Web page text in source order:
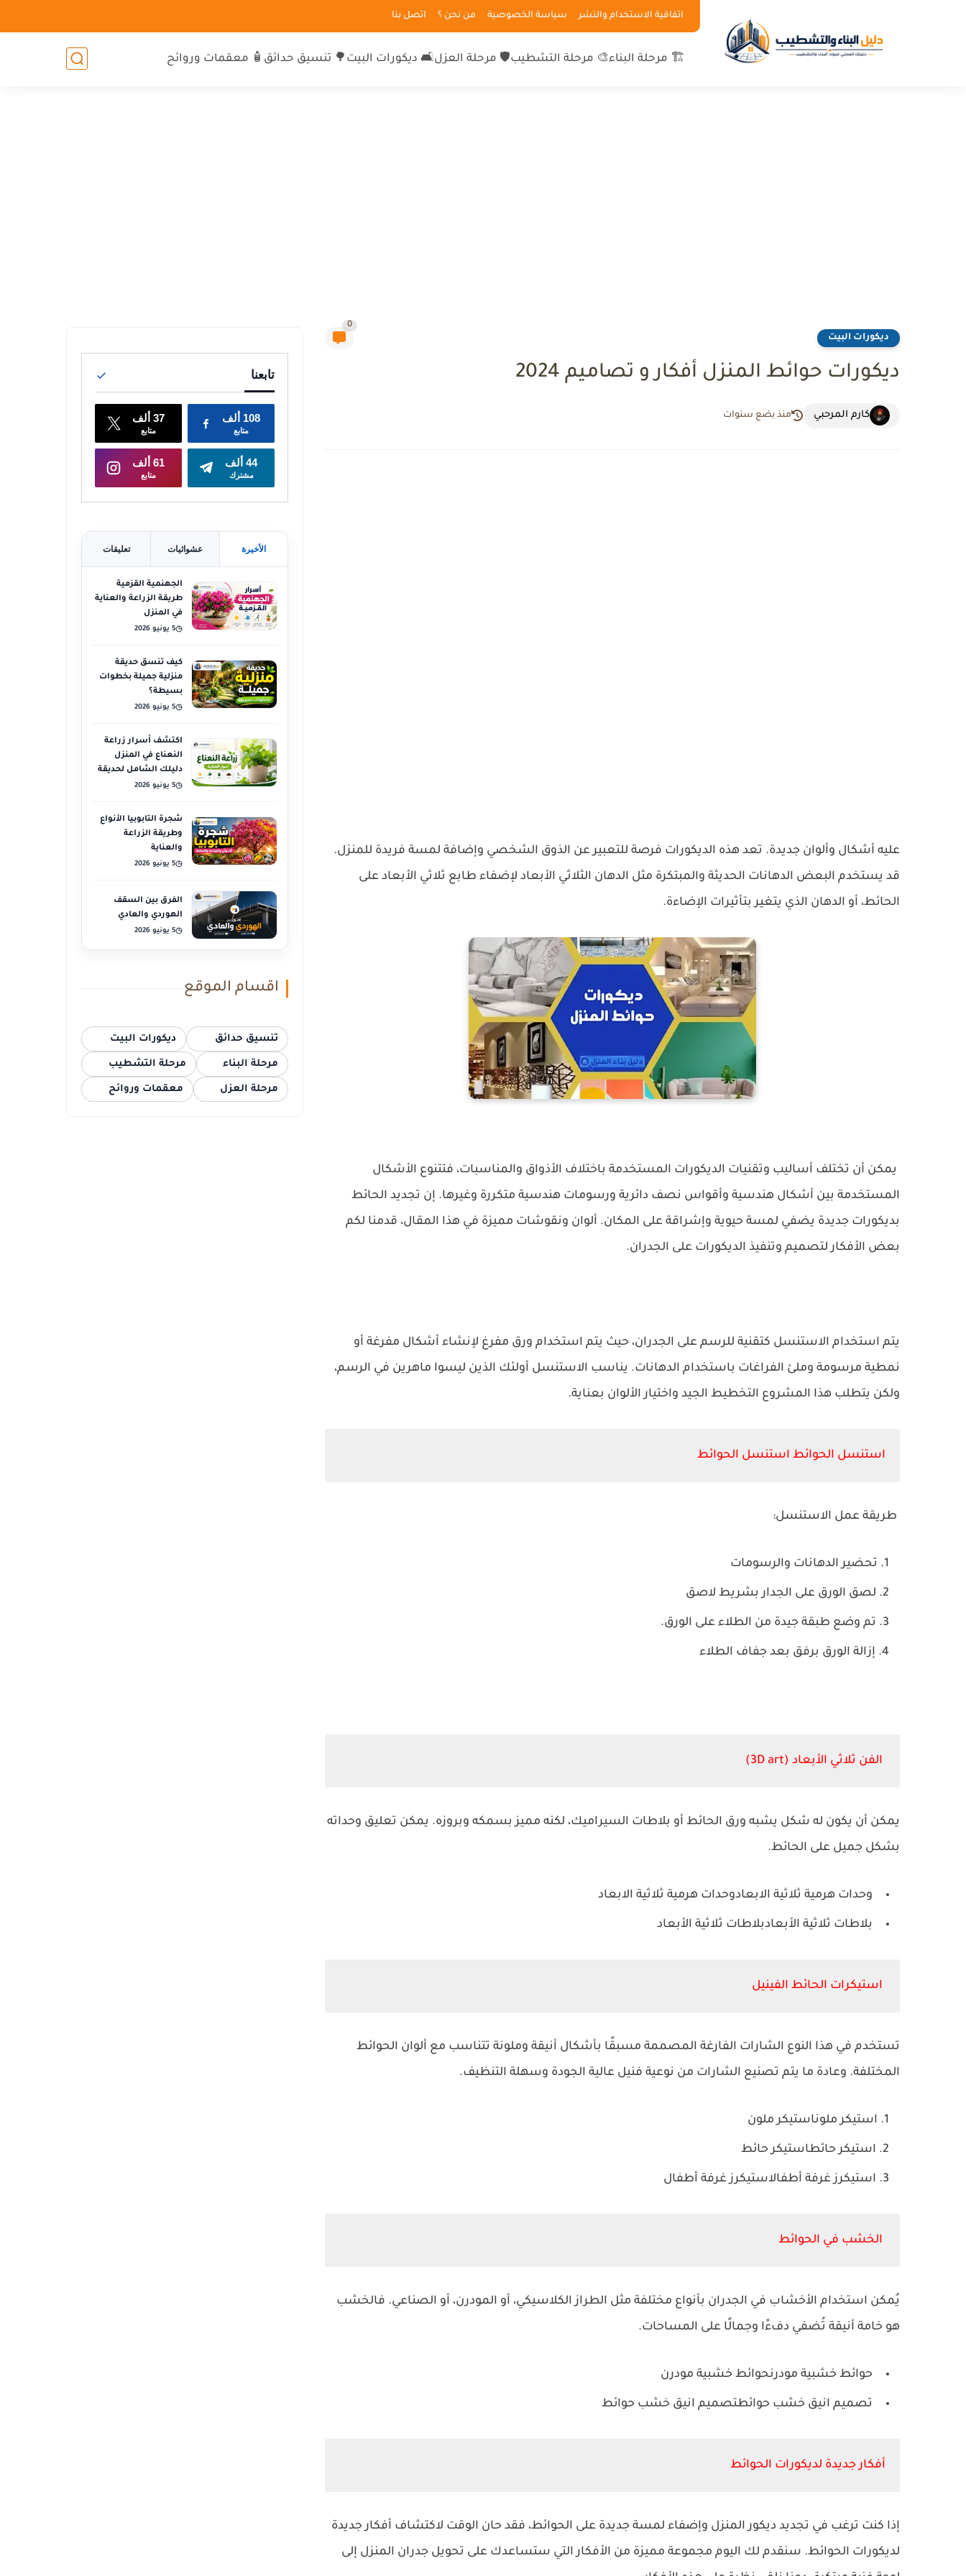
اتفاقية الاستخدام والنشر سياسة الخصوصية من نحن ؟ اتصل بنا
🏗 مرحلة البناء🎨 مرحلة التشطيب🛡 مرحلة العزل🛋 ديكورات البيت 🌳 تنسيق حدائق 🧴 معقمات وروائح
ديكورات البيت
0
ديكورات حوائط المنزل أفكار و تصاميم 2024
كارم المرحبي منذ بضع سنوات
عليه أشكال وألوان جديدة. تعد هذه الديكورات فرصة للتعبير عن الذوق الشخصي وإضافة لمسة فريدة للمنزل.
قد يستخدم البعض الدهانات الحديثة والمبتكرة مثل الدهان الثلاثي الأبعاد لإضفاء طابع ثلاثي الأبعاد على
الحائط، أو الدهان الذي يتغير بتأثيرات الإضاءة.
يمكن أن تختلف أساليب وتقنيات الديكورات المستخدمة باختلاف الأذواق والمناسبات، فتتنوع الأشكال
المستخدمة بين أشكال هندسية وأقواس نصف دائرية ورسومات هندسية متكررة وغيرها. إن تجديد الحائط
بديكورات جديدة يضفي لمسة حيوية وإشراقة على المكان. ألوان ونقوشات مميزة في هذا المقال، قدمنا لكم
بعض الأفكار لتصميم وتنفيذ الديكورات على الجدران.
يتم استخدام الاستنسل كتقنية للرسم على الجدران، حيث يتم استخدام ورق مفرغ لإنشاء أشكال مفرغة أو
نمطية مرسومة وملئ الفراغات باستخدام الدهانات. يناسب الاستنسل أولئك الذين ليسوا ماهرين في الرسم،
ولكن يتطلب هذا المشروع التخطيط الجيد واختيار الألوان بعناية.
استنسل الحوائط استنسل الحوائط
طريقة عمل الاستنسل:
تحضير الدهانات والرسومات
لصق الورق على الجدار بشريط لاصق
تم وضع طبقة جيدة من الطلاء على الورق.
إزالة الورق برفق بعد جفاف الطلاء
الفن ثلاثي الأبعاد (3D art)
يمكن أن يكون له شكل يشبه ورق الحائط أو بلاطات السيراميك، لكنه مميز بسمكه وبروزه. يمكن تعليق وحداته
بشكل جميل على الحائط.
وحدات هرمية ثلاثية الابعادوحدات هرمية ثلاثية الابعاد
بلاطات ثلاثية الأبعادبلاطات ثلاثية الأبعاد
استيكرات الحائط الفينيل
تستخدم في هذا النوع الشارات الفارغة المصممة مسبقًا بأشكال أنيقة وملونة تتناسب مع ألوان الحوائط
المختلفة. وعادة ما يتم تصنيع الشارات من نوعية فنيل عالية الجودة وسهلة التنظيف.
استيكر ملوناستيكر ملون
استيكر حائطاستيكر حائط
استيكرز غرفة أطفالاستيكرز غرفة أطفال
الخشب في الحوائط
يُمكن استخدام الأخشاب في الجدران بأنواع مختلفة مثل الطراز الكلاسيكي، أو المودرن، أو الصناعي. فالخشب
هو خامة أنيقة تُضفي دفءًا وجمالًا على المساحات.
حوائط خشبية مودرنحوائط خشبية مودرن
تصميم انيق خشب حوائطتصميم انيق خشب حوائط
أفكار جديدة لديكورات الحوائط
إذا كنت ترغب في تجديد ديكور المنزل وإضفاء لمسة جديدة على الحوائط، فقد حان الوقت لاكتشاف أفكار جديدة
لديكورات الحوائط. سنقدم لك اليوم مجموعة مميزة من الأفكار التي ستساعدك على تحويل جدران المنزل إلى
الأخيرة عشوائيات تعليقات
الجهنمية القزمية
طريقة الزراعة والعناية
في المنزل
◷5 يونيو 2026
كيف تنسق حديقة
منزلية جميلة بخطوات
بسيطة؟
◷5 يونيو 2026
اكتشف أسرار زراعة
النعناع في المنزل
دليلك الشامل لحديقة
عطرية
◷5 يونيو 2026
شجرة التابوبيا الأنواع
وطريقة الزراعة
والعناية
◷5 يونيو 2026
الفرق بين السقف
الهوردي والعادي
◷5 يونيو 2026
اقسام الموقع
تنسيق حدائق ديكورات البيت
مرحلة البناء مرحلة التشطيب
مرحلة العزل معقمات وروائح